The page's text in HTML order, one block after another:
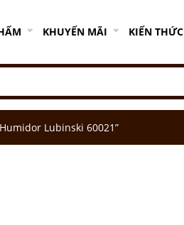
KHUYẾN MÃI KIẾN THỨC
Lubinski 60021”